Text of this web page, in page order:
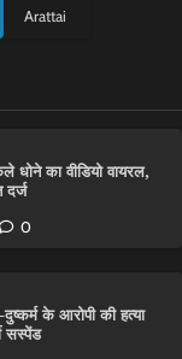
Arattai
धोने का वीडियो वायरल,
0
के आरोपी की हत्या
सस्पेंड